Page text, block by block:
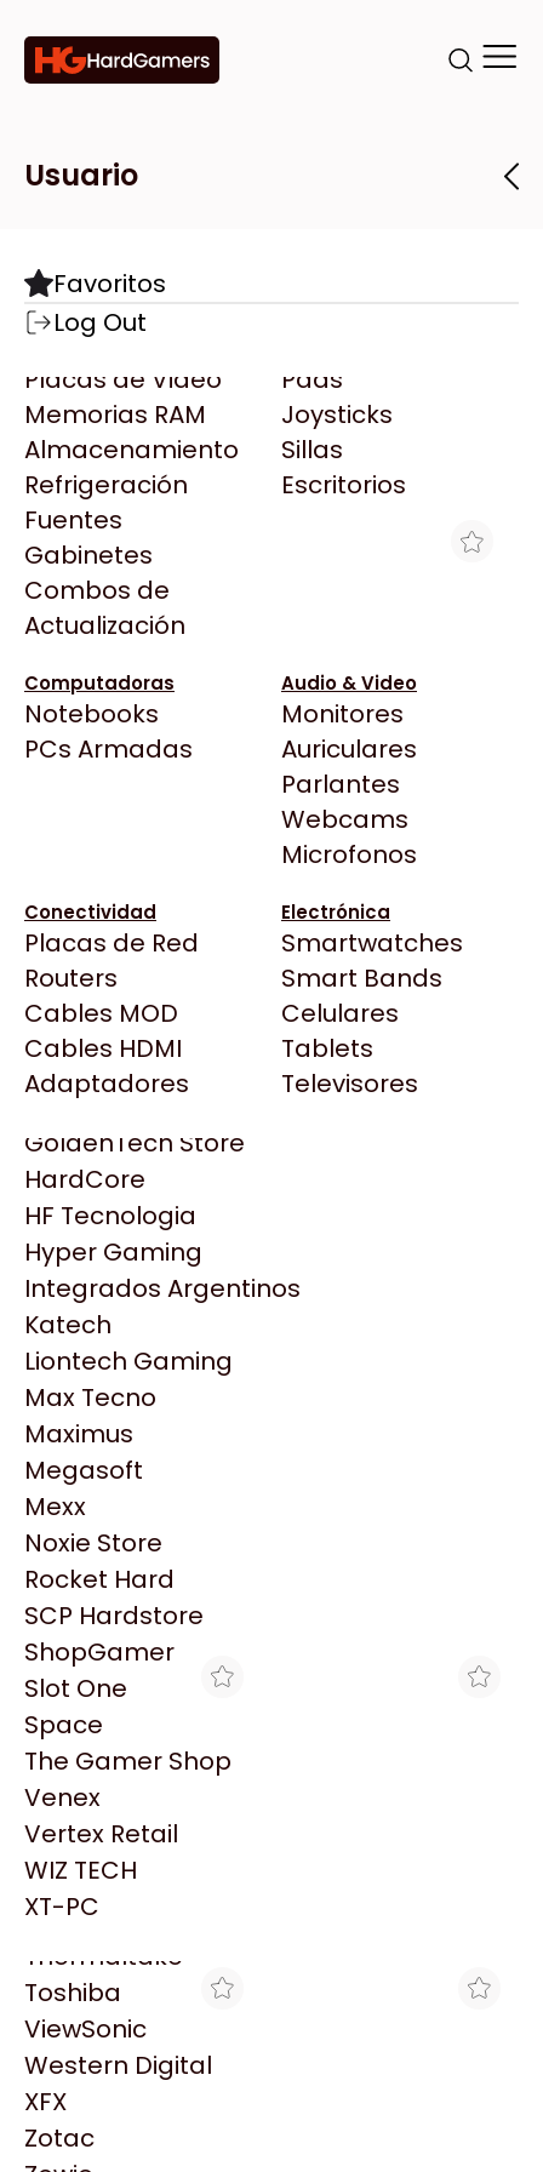
Categorías
Componentes
Motherboards
Microprocesadores
Placas de Video
Memorias RAM
Almacenamiento
Refrigeración
Fuentes
Gabinetes
Combos de
Actualización
Pads
Joysticks
Sillas
Escritorios
Computadoras
Notebooks
PCs Armadas
Audio & Video
Monitores
Auriculares
Parlantes
Webcams
Microfonos
Conectividad
Placas de Red
Routers
Cables MOD
Cables HDMI
Adaptadores
Electrónica
Smartwatches
Smart Bands
Celulares
Tablets
Televisores
Marcas
Todas las Marcas
AMD
AULA
Acer
Adata
AeroCool
Antec
Arkham
Asrock
BenQ
CX
Cooler Master
Deepcool
Dell
EVGA
Gamemax
Genesis
Genius
HP
HyperX
INNO3D
Intel
Kingston
Lenovo
Logitech
MSI
NVIDIA GeForce
NZXT
PNY
Palit
Philips
PowerColor
Razer
Redragon
Samsung
Sandisk
Sapphire
Seagate
Sentey
Solarmax
Thermaltake
Toshiba
ViewSonic
Western Digital
XFX
Zotac
Tiendas
Destacadas
Todas las Tiendas
Click Gaming
Compufan Store
Dinobyte
Full H4rd
Gaming City
Gezatek
GoldenTech Store
HardCore
HF Tecnologia
Hyper Gaming
Integrados Argentinos
Katech
Liontech Gaming
Max Tecno
Maximus
Megasoft
Mexx
Noxie Store
Rocket Hard
SCP Hardstore
ShopGamer
Slot One
Space
The Gamer Shop
Venex
Vertex Retail
WIZ TECH
XT-PC
Usuario
Favoritos
Log Out
LN PANTUM P2509W 22PPM 1200 X
1200 DPI USB WIFI
$171.094
Ver producto en la página de Max Tecno
Productos
Similares
Explorá más productos similares
MAX TECNO
LN PANTUM BP2300W
USB WIFI
$171.094